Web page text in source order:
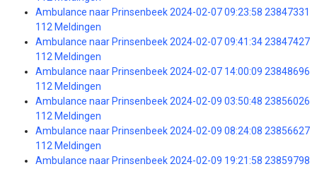
Ambulance naar Prinsenbeek 2024-02-07 09:23:58 23847331
112 Meldingen
Ambulance naar Prinsenbeek 2024-02-07 09:41:34 23847427
112 Meldingen
Ambulance naar Prinsenbeek 2024-02-07 14:00:09 23848696
112 Meldingen
Ambulance naar Prinsenbeek 2024-02-09 03:50:48 23856026
112 Meldingen
Ambulance naar Prinsenbeek 2024-02-09 08:24:08 23856627
112 Meldingen
Ambulance naar Prinsenbeek 2024-02-09 19:21:58 23859798